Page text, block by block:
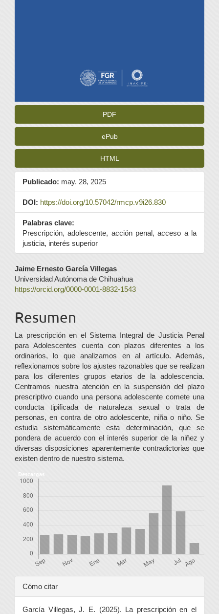
PDF
ePub
HTML
Publicado: may. 28, 2025
DOI: https://doi.org/10.57042/rmcp.v9i26.830
Palabras clave:
Prescripción, adolescente, acción penal, acceso a la
justicia, interés superior
Contenido
principal
artículo
Jaime Ernesto García Villegas
Universidad Autónoma de Chihuahua
https://orcid.org/0000-0001-8832-1543
Resumen
La prescripción en el Sistema Integral de Justicia Penal
para Adolescentes cuenta con plazos diferentes a los
ordinarios, lo que analizamos en al artículo. Además,
reflexionamos sobre los ajustes razonables que se realizan
para los diferentes grupos etarios de la adolescencia.
Centramos nuestra atención en la suspensión del plazo
prescriptivo cuando una persona adolescente comete una
conducta tipificada de naturaleza sexual o trata de
personas, en contra de otro adolescente, niña o niño. Se
estudia sistemáticamente esta determinación, que se
pondera de acuerdo con el interés superior de la niñez y
diversas disposiciones aparentemente contradictorias que
existen dentro de nuestro sistema.
Descargas
Detalles
del
Cómo citar
García Villegas, J. E. (2025). La prescripción en el